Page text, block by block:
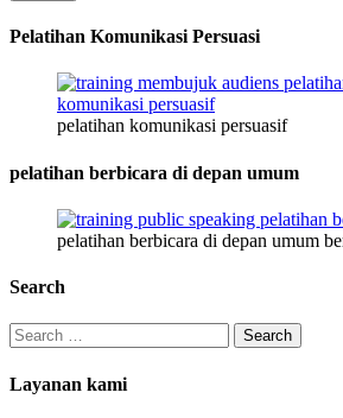
Pelatihan Komunikasi Persuasi
pelatihan komunikasi persuasif
pelatihan berbicara di depan umum
pelatihan berbicara di depan umum
Search
Search
for:
Layanan kami